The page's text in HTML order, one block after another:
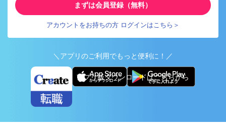
まずは会員登録（無料）
アカウントをお持ちの方 ログインはこちら＞
＼アプリのご利用でもっと便利に！／
アプリ版ダウンロードはこちらから